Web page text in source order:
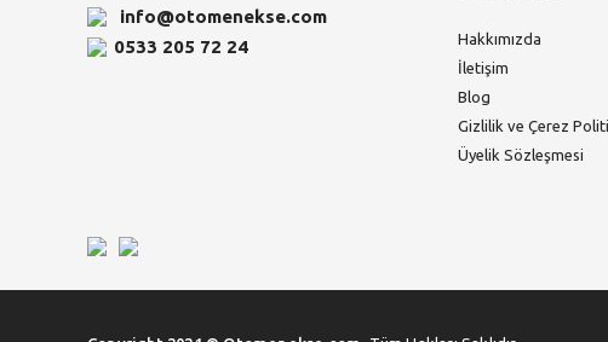
info@otomenekse.com
0533 205 72 24
Hakkımızda
İletişim
Blog
Gizlilik ve Çerez
Üyelik Sözleşmesi